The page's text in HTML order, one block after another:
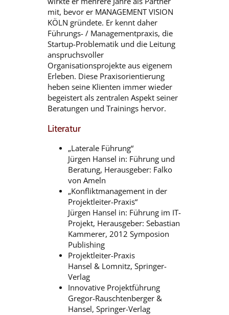
mit, bevor er MANAGEMENT VISION
KÖLN gründete. Er kennt daher
Führungs- / Managementpraxis, die
Startup-Problematik und die Leitung
anspruchsvoller
Organisationsprojekte aus eigenem
Erleben. Diese Praxisorientierung
heben seine Klienten immer wieder
begeistert als zentralen Aspekt seiner
Beratungen und Trainings hervor.
Literatur
„Laterale Führung“
Jürgen Hansel in: Führung und
Beratung, Herausgeber: Falko
von Ameln
„Konfliktmanagement in der
Projektleiter-Praxis“
Jürgen Hansel in: Führung im IT-
Projekt, Herausgeber: Sebastian
Kammerer, 2012 Symposion
Publishing
Projektleiter-Praxis
Hansel & Lomnitz, Springer-
Verlag
Innovative Projektführung
Gregor-Rauschtenberger &
Hansel, Springer-Verlag